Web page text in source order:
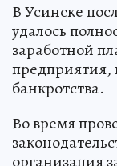
В Усинске
удалось
заработной
предприятия,
банкротства.
Во время